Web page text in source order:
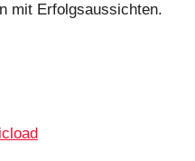
mit Erfolgsaussichten.